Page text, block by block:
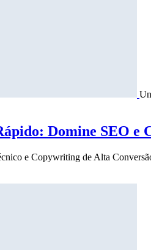
Domine SEO e
e Copywriting de Alta